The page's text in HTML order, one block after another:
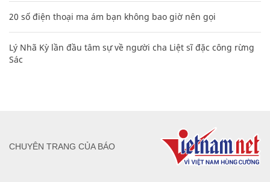
20 số điện thoại ma ám bạn không bao giờ nên gọi
Lý Nhã Kỳ lần đầu tâm sự về người cha Liệt sĩ đặc công rừng
Sác
CHUYÊN TRANG CỦA BÁO